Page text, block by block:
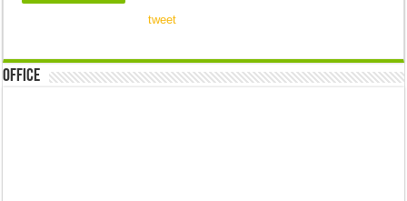
tweet
Office